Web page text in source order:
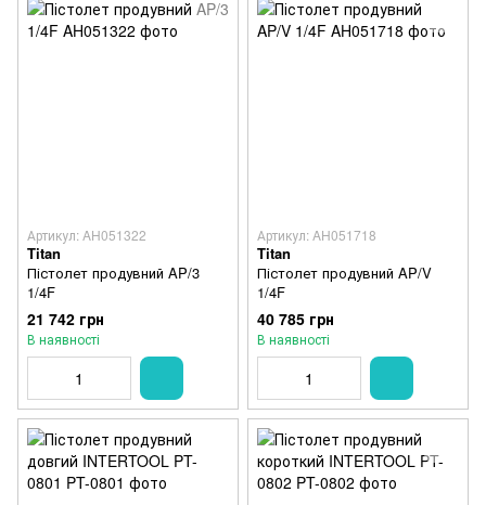
Артикул: AH051322
Titan
Пістолет продувний AP/3
1/4F
21 742 грн
В наявності
Артикул: AH051718
Titan
Пістолет продувний AP/V
1/4F
40 785 грн
В наявності